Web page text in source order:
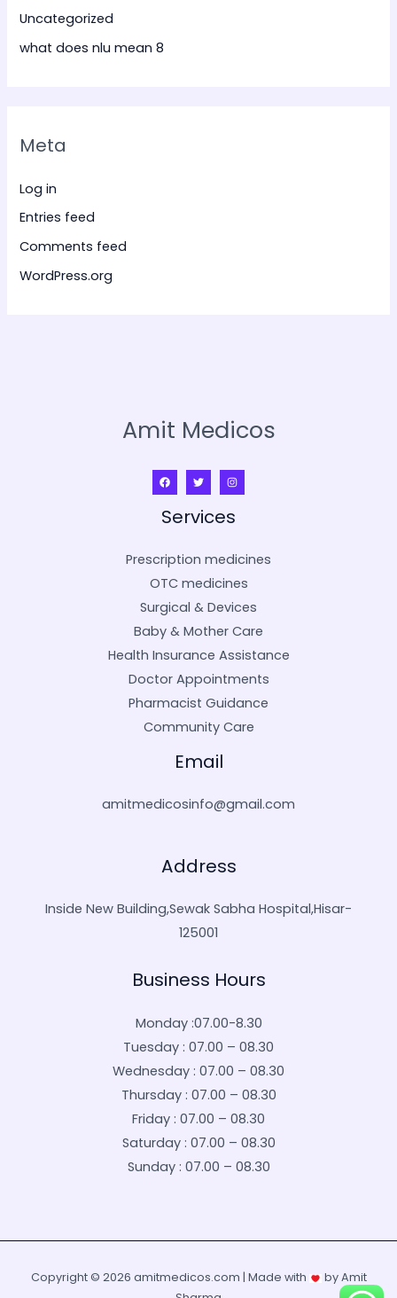
Uncategorized
what does nlu mean 8
Meta
Log in
Entries feed
Comments feed
WordPress.org
Amit Medicos
Services
Prescription medicines
OTC medicines
Surgical & Devices
Baby & Mother Care
Health Insurance Assistance
Doctor Appointments
Pharmacist Guidance
Community Care
Email
amitmedicosinfo@gmail.com
Address
Inside New Building,Sewak Sabha Hospital,Hisar-
125001
Business Hours
Monday :07.00-8.30
Tuesday : 07.00 – 08.30
Wednesday : 07.00 – 08.30
Thursday : 07.00 – 08.30
Friday : 07.00 – 08.30
Saturday : 07.00 – 08.30
Sunday : 07.00 – 08.30
Copyright © 2026 amitmedicos.com | Made with
by Amit